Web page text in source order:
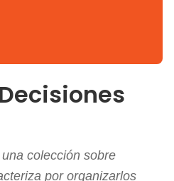
colección sobre
por organizarlos